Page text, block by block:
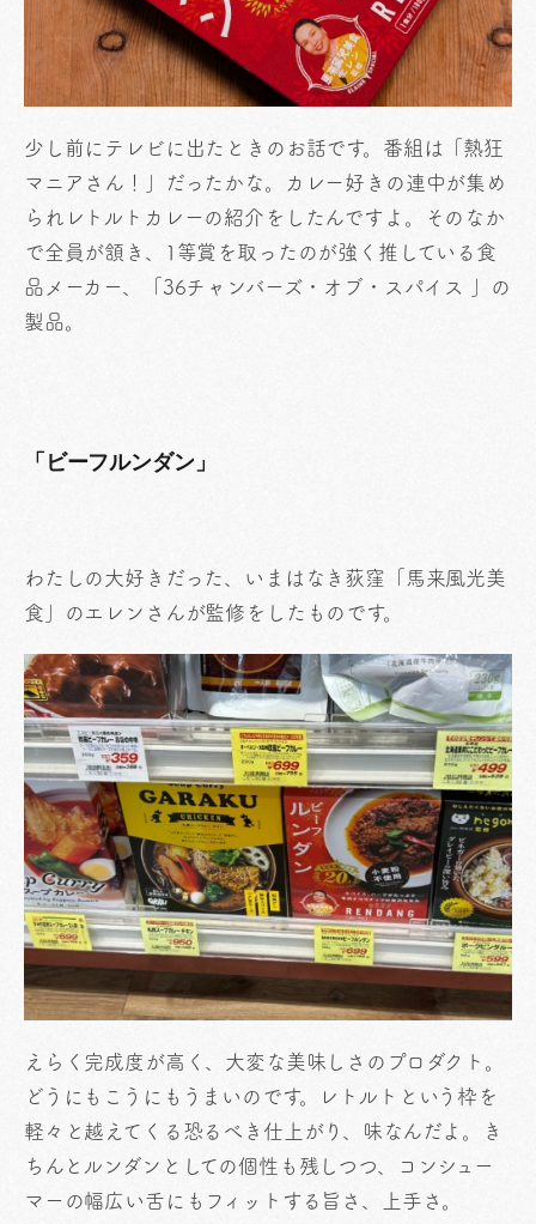
少し前にテレビに出たときのお話です。番組は「熱狂
マニアさん！」だったかな。カレー好きの連中が集め
られレトルトカレーの紹介をしたんですよ。そのなか
で全員が頷き、1等賞を取ったのが強く推している食
品メーカー、「36チャンバーズ・オブ・スパイス 」の
製品。
「ビーフルンダン」
わたしの大好きだった、いまはなき荻窪「馬来風光美
食」のエレンさんが監修をしたものです。
えらく完成度が高く、大変な美味しさのプロダクト。
どうにもこうにもうまいのです。レトルトという枠を
軽々と越えてくる恐るべき仕上がり、味なんだよ。き
ちんとルンダンとしての個性も残しつつ、コンシュー
マーの幅広い舌にもフィットする旨さ、上手さ。